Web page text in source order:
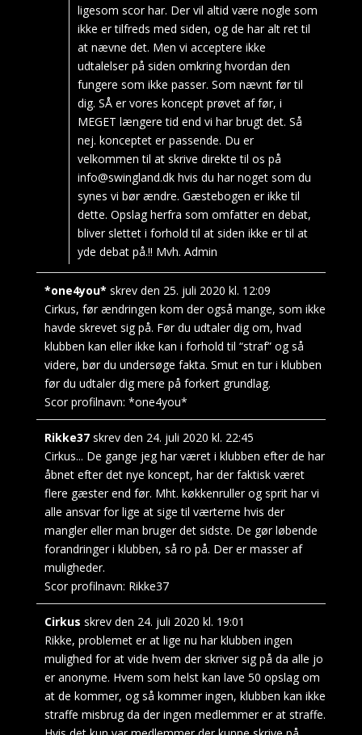
ligesom scor har. Der vil altid være nogle som
ikke er tilfreds med siden, og de har alt ret til
at nævne det. Men vi acceptere ikke
udtalelser på siden omkring hvordan den
fungere som ikke passer. Som nævnt før til
dig. SÅ er vores koncept prøvet af før, i
MEGET længere tid end vi har brugt det. Så
nej. konceptet er passende. Du er
velkommen til at skrive direkte til os på
info@swingland.dk hvis du har noget som du
synes vi bør ændre. Gæstebogen er ikke til
dette. Opslag herfra som omfatter en debat,
bliver slettet i forhold til at siden ikke er til at
yde debat på.!! Mvh. Admin
*one4you* skrev den 25. juli 2020 kl. 12:09
Cirkus, før ændringen kom der også mange, som ikke
havde skrevet sig på. Før du udtaler dig om, hvad
klubben kan eller ikke kan i forhold til “straf” og så
videre, bør du undersøge fakta. Smut en tur i klubben
før du udtaler dig mere på forkert grundlag.
Scor profilnavn: *one4you*
Rikke37 skrev den 24. juli 2020 kl. 22:45
Cirkus... De gange jeg har været i klubben efter de har
åbnet efter det nye koncept, har der faktisk været
flere gæster end før. Mht. køkkenruller og sprit har vi
alle ansvar for lige at sige til værterne hvis der
mangler eller man bruger det sidste. De gør løbende
forandringer i klubben, så ro på. Der er masser af
muligheder.
Scor profilnavn: Rikke37
Cirkus skrev den 24. juli 2020 kl. 19:01
Rikke, problemet er at lige nu har klubben ingen
mulighed for at vide hvem der skriver sig på da alle jo
er anonyme. Hvem som helst kan lave 50 opslag om
at de kommer, og så kommer ingen, klubben kan ikke
straffe misbrug da der ingen medlemmer er at straffe.